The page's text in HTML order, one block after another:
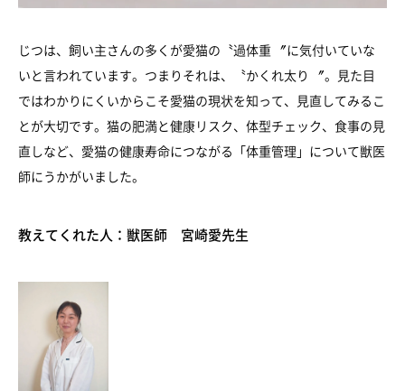
じつは、飼い主さんの多くが愛猫の〝過体重 〞に気付いていな
いと言われています。つまりそれは、〝かくれ太り 〞。見た目
ではわかりにくいからこそ愛猫の現状を知って、見直してみるこ
とが大切です。猫の肥満と健康リスク、体型チェック、食事の見
直しなど、愛猫の健康寿命につながる「体重管理」について獣医
師にうかがいました。
教えてくれた人：獣医師 宮崎愛先生